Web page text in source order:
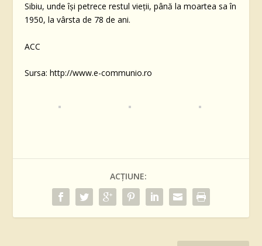
Sibiu, unde îşi petrece restul vieţii, până la moartea sa în
1950, la vârsta de 78 de ani.
ACC
Sursa: http://www.e-communio.ro
ACȚIUNE: